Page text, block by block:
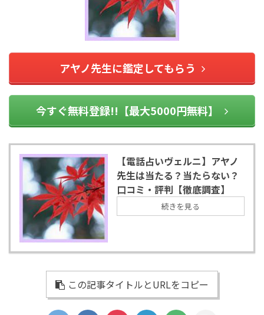
アヤノ先生に鑑定してもらう
今すぐ無料登録!!【最大5000円無料】
【電話占いヴェルニ】アヤノ
先生は当たる？当たらない？
口コミ・評判【徹底調査】
続きを見る
この記事タイトルとURLをコピー